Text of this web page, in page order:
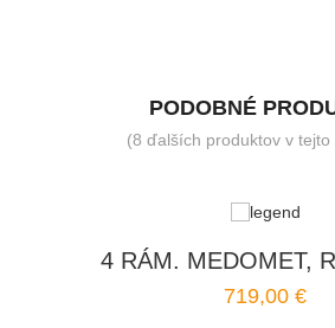
PODOBNÉ
(8 ďalších produktov v tejto
4 RÁM. MEDOMET,
719,00 €